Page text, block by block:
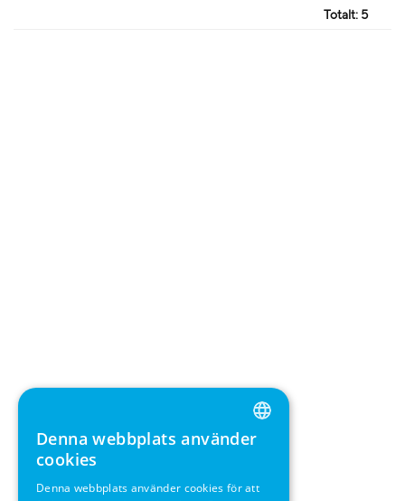
Totalt: 5
ENGLISH
Denna webbplats använder
cookies
Denna webbplats använder cookies för att